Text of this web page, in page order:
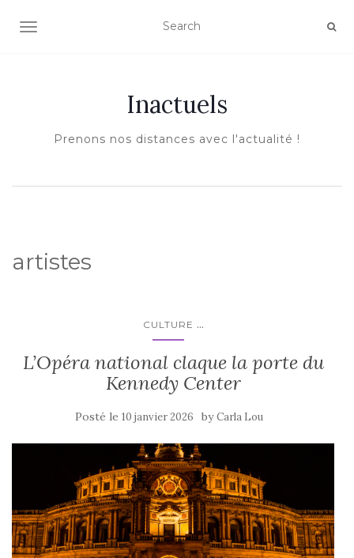
AFFICHER/MASQUER LA NAVIGATION
Inactuels
Prenons nos distances avec l'actualité !
artistes
CULTURE ...
L’Opéra national claque la porte du
Kennedy Center
Posté le 10 janvier 2026 byCarla Lou